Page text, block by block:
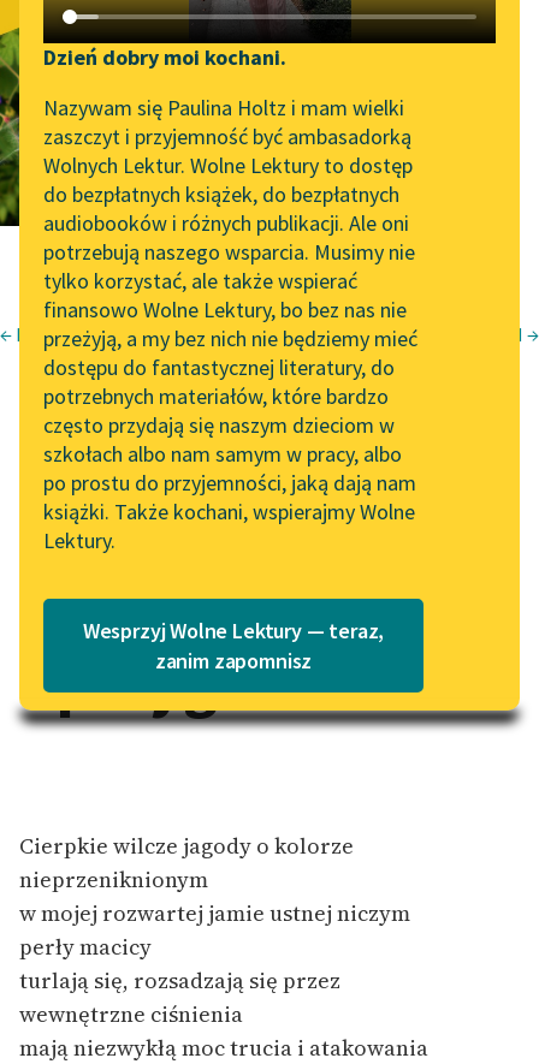
Katalog DAISY
Podkasty o książkach
Zgłoś brak utworu
Aktualności
„Prokurator Alicja Horn”
do słuchania
Byliśmy częścią AI Impact
Lab
Zapraszamy na spotkanie
online z tłumaczkami
literatury skandynawskiej
Spotkanie z Katarzyną
Tunkiel w Oslo
102. lata temu zmarł
Joseph Conrad
Lektury szkolne i klasyka
literatury do słuchania dla
uczennic i uczniów z
słuchania dla uczennic i
uczniów z
niepełnosprawnościami
Feministyczne inspiracje.
Popularyzacja
skandynawskiej literatury
feministycznej
Narzędzia
Mapa Wolnych Lektur
Leśmianator
Przewodnik dla piszących i
czytających
API
OAI-PMH
Widget Wolnych Lektur
Przypisy
Katalog w formacie PDF
Dzień dobry moi kochani.
Nazywam się Paulina Holtz i mam wielki
zaszczyt i przyjemność być ambasadorką
Wolnych Lektur. Wolne Lektury to dostęp
do bezpłatnych książek, do bezpłatnych
audiobooków i różnych publikacji. Ale oni
potrzebują naszego wsparcia. Musimy nie
tylko korzystać, ale także wspierać
finansowo Wolne Lektury, bo bez nas nie
przeżyją, a my bez nich nie będziemy mieć
dostępu do fantastycznej literatury, do
potrzebnych materiałów, które bardzo
często przydają się naszym dzieciom w
szkołach albo nam samym w pracy, albo
po prostu do przyjemności, jaką dają nam
książki. Także kochani, wspierajmy Wolne
Lektury.
Wesprzyj Wolne Lektury — teraz,
zanim zapomnisz
Strojne
przygotowania
Pieśń druga. Rebus I →
← Pieśń zerowa. Usprawiedliwienie
Bianka Rolando
Biała książka
Niebo
Pieśń pierwsza.
Strojne
przygotowania
Cierpkie wilcze jagody o kolorze
nieprzeniknionym
w mojej rozwartej jamie ustnej niczym
perły macicy
turlają się, rozsadzają się przez
wewnętrzne ciśnienia
mają niezwykłą moc trucia i atakowania